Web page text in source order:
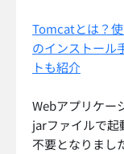
Tomcatとは？
のインストール
トも紹介
Webアプリケー
jarファイルで起
不要となりまし